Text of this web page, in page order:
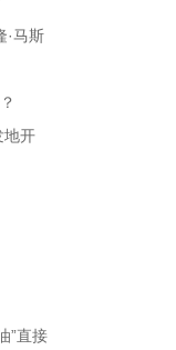
·马斯
地开
”直接